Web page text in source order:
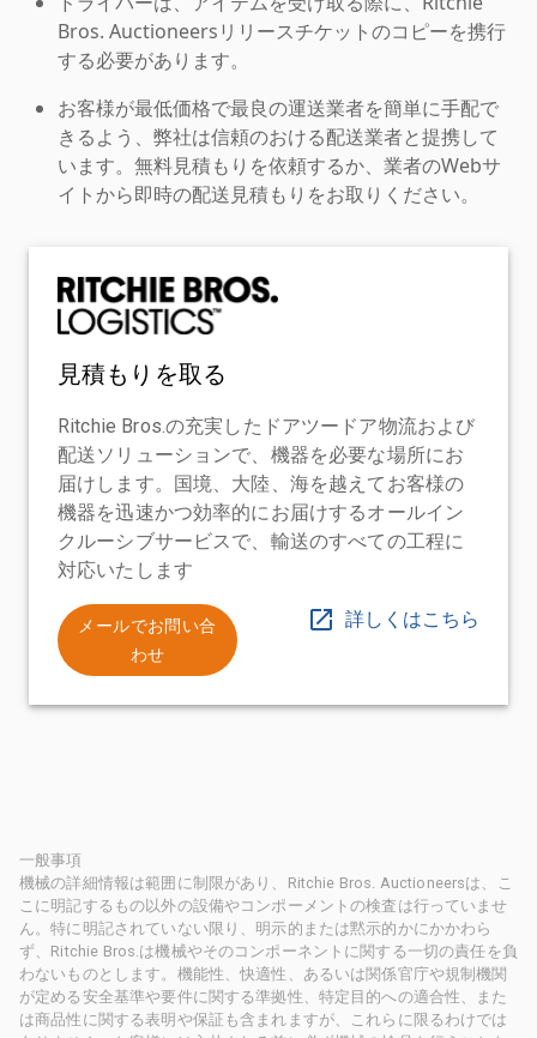
Bros. Auctioneersリリースチケットのコピーを携行
する必要があります。
お客様が最低価格で最良の運送業者を簡単に手配で
きるよう、弊社は信頼のおける配送業者と提携して
います。無料見積もりを依頼するか、業者のWebサ
イトから即時の配送見積もりをお取りください。
見積もりを取る
Ritchie Bros.の充実したドアツードア物流および
配送ソリューションで、機器を必要な場所にお
届けします。国境、大陸、海を越えてお客様の
機器を迅速かつ効率的にお届けするオールイン
クルーシブサービスで、輸送のすべての工程に
対応いたします
メールでお問い合
わせ
詳しくはこちら
一般事項
機械の詳細情報は範囲に制限があり、Ritchie Bros. Auctioneersは、こ
こに明記するもの以外の設備やコンポーメントの検査は行っていませ
ん。特に明記されていない限り、明示的または黙示的かにかかわら
ず、Ritchie Bros.は機械やそのコンポーネントに関する一切の責任を負
わないものとします。機能性、快適性、あるいは関係官庁や規制機関
が定める安全基準や要件に関する準拠性、特定目的への適合性、また
は商品性に関する表明や保証も含まれますが、これらに限るわけでは